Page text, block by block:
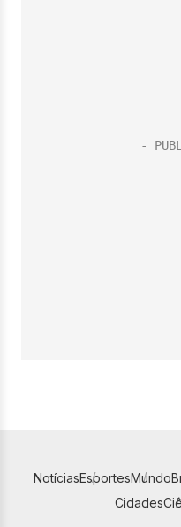
NotíciasEsportesMundo
Cidades